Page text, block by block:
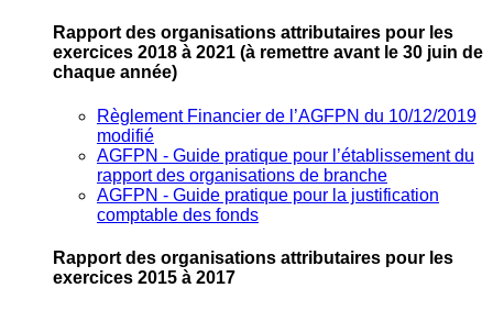
Rapport des organisations attributaires pour les
exercices 2018 à 2021 (à remettre avant le 30 juin de
chaque année)
Règlement Financier de l’AGFPN du 10/12/2019
modifié
AGFPN ‐ Guide pratique pour l’établissement du
rapport des organisations de branche
AGFPN ‐ Guide pratique pour la justification
comptable des fonds
Rapport des organisations attributaires pour les
exercices 2015 à 2017